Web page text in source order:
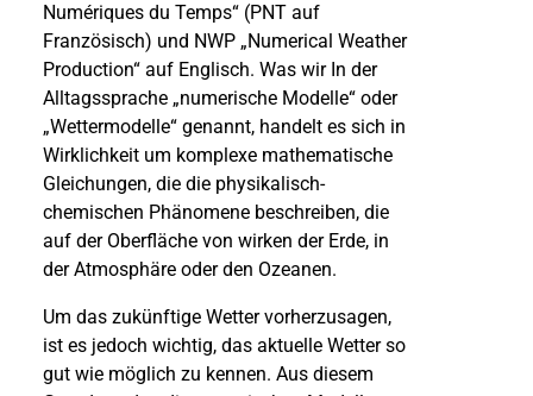
Numériques du Temps“ (PNT auf
Französisch) und NWP „Numerical Weather
Production“ auf Englisch. Was wir In der
Alltagssprache „numerische Modelle“ oder
„Wettermodelle“ genannt, handelt es sich in
Wirklichkeit um komplexe mathematische
Gleichungen, die die physikalisch-
chemischen Phänomene beschreiben, die
auf der Oberfläche von wirken der Erde, in
der Atmosphäre oder den Ozeanen.
Um das zukünftige Wetter vorherzusagen,
ist es jedoch wichtig, das aktuelle Wetter so
gut wie möglich zu kennen. Aus diesem